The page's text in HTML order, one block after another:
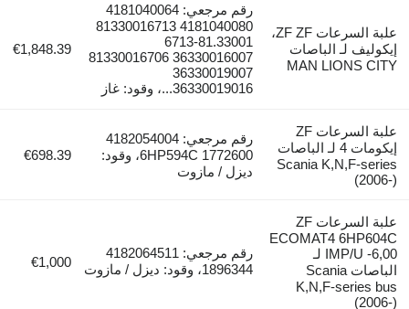
علبة السرعات ZF ZF،
إيكوليف لـ الباصات
MAN LIONS CITY
رقم مرجعي: 4181040064
4181040080 81330016713
81.33001-6713
36330016007 81330016706
36330019007
36330019016...، وقود: غاز
€1,848.39
علبة السرعات ZF
إيكومات 4 لـ الباصات
Scania K,N,F-series
(2006-)
رقم مرجعي: 4182054004
6HP594C 1772600، وقود:
ديزل / مازوت
€698.39
علبة السرعات ZF
ECOMAT4 6HP604C
IMP/U -6,00 لـ
الباصات Scania
K,N,F-series bus
(2006-)
رقم مرجعي: 4182064511
1896344، وقود: ديزل / مازوت
€1,000